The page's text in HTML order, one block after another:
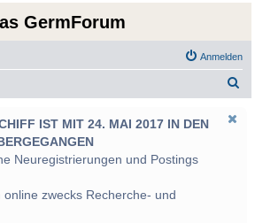
GermForum
Anmelden
IST MIT 24. MAI 2017 IN DEN
Neuregistrierungen und Postings
zwecks Recherche- und